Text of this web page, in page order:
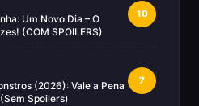
Um Novo Dia – O
(COM SPOILERS)
10
(2026): Vale a Pena
Spoilers)
7